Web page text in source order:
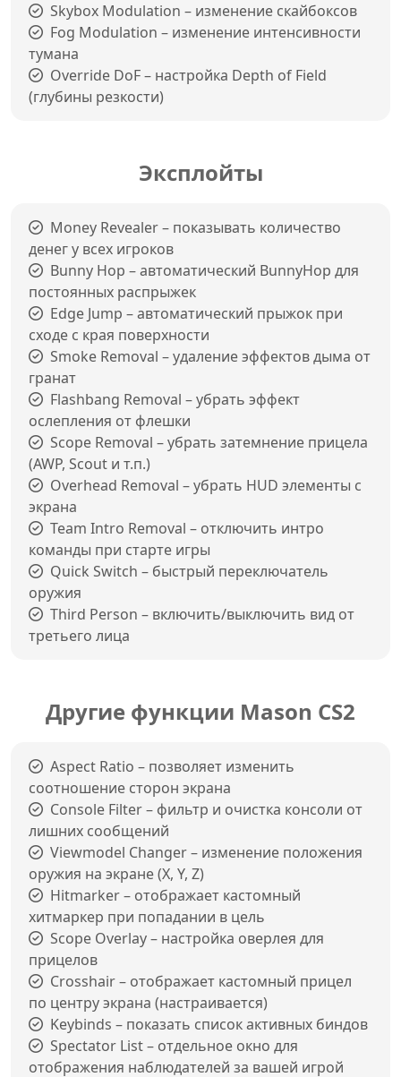
Skybox Modulation – изменение скайбоксов
Fog Modulation – изменение интенсивности
тумана
Override DoF – настройка Depth of Field
(глубины резкости)
Эксплойты
Money Revealer – показывать количество
денег у всех игроков
Bunny Hop – автоматический BunnyHop для
постоянных распрыжек
Edge Jump – автоматический прыжок при
сходе с края поверхности
Smoke Removal – удаление эффектов дыма от
гранат
Flashbang Removal – убрать эффект
ослепления от флешки
Scope Removal – убрать затемнение прицела
(AWP, Scout и т.п.)
Overhead Removal – убрать HUD элементы с
экрана
Team Intro Removal – отключить интро
команды при старте игры
Quick Switch – быстрый переключатель
оружия
Third Person – включить/выключить вид от
третьего лица
Другие функции Mason CS2
Aspect Ratio – позволяет изменить
соотношение сторон экрана
Console Filter – фильтр и очистка консоли от
лишних сообщений
Viewmodel Changer – изменение положения
оружия на экране (X, Y, Z)
Hitmarker – отображает кастомный
хитмаркер при попадании в цель
Scope Overlay – настройка оверлея для
прицелов
Crosshair – отображает кастомный прицел
по центру экрана (настраивается)
Keybinds – показать список активных биндов
Spectator List – отдельное окно для
отображения наблюдателей за вашей игрой